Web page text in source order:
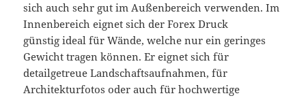
sich auch sehr gut im Außenbereich verwenden. Im
Innenbereich eignet sich der Forex Druck
günstig ideal für Wände, welche nur ein geringes
Gewicht tragen können. Er eignet sich für
detailgetreue Landschaftsaufnahmen, für
Architekturfotos oder auch für hochwertige